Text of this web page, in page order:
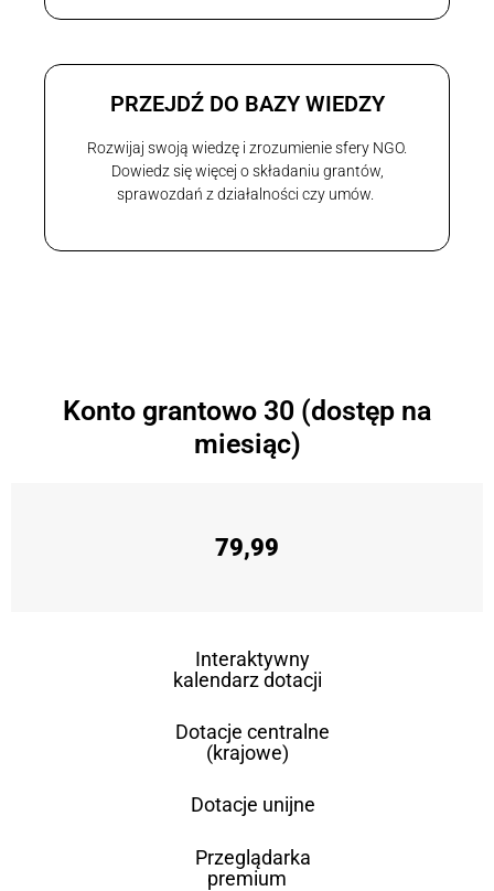
PRZEJDŹ DO BAZY WIEDZY
Rozwijaj swoją wiedzę i zrozumienie sfery NGO.
Dowiedz się więcej o składaniu grantów,
sprawozdań z działalności czy umów.
Konto grantowo 30 (dostęp na
miesiąc)
79,99
Interaktywny
kalendarz dotacji
Dotacje centralne
(krajowe)
Dotacje unijne
Przeglądarka
premium